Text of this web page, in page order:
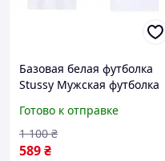
Базовая белая футболка
Stussy Мужская футболка
Стильная футболка Stussy
белая
Готово к отправке
589₴
1 100 ₴